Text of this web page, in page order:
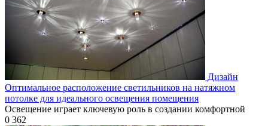
Дизайн
Оптимальное расположение светильников на натяжном
потолке для идеального освещения помещения
Освещение играет ключевую роль в создании комфортной
0 362